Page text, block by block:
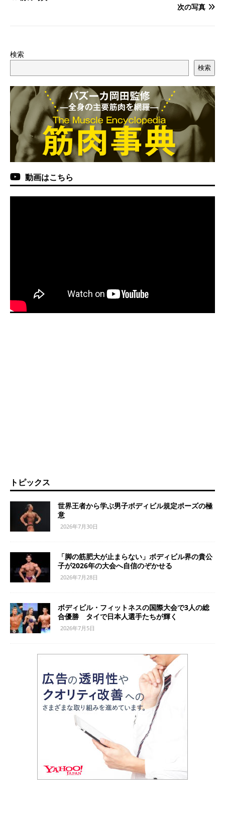
次の写真
検索
検索
動画はこちら
トピックス
世界王者から学ぶ男子ボディビル規定ポーズの極
意
2026年7月30日
「脚の筋肥大が止まらない」ボディビル界の貴公
子が2026年の大会へ自信のぞかせる
2026年7月28日
ボディビル・フィットネスの国際大会で3人の総
合優勝 タイで日本人選手たちが輝く
2026年7月5日